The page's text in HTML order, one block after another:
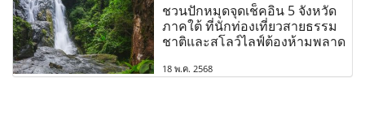
ชวนปักหมุดจุดเช็คอิน 5 จังหวัด
ภาคใต้ ที่นักท่องเที่ยวสายธรรม
ชาติและสโลว์ไลฟ์ต้องห้ามพลาด
18 พ.ค. 2568